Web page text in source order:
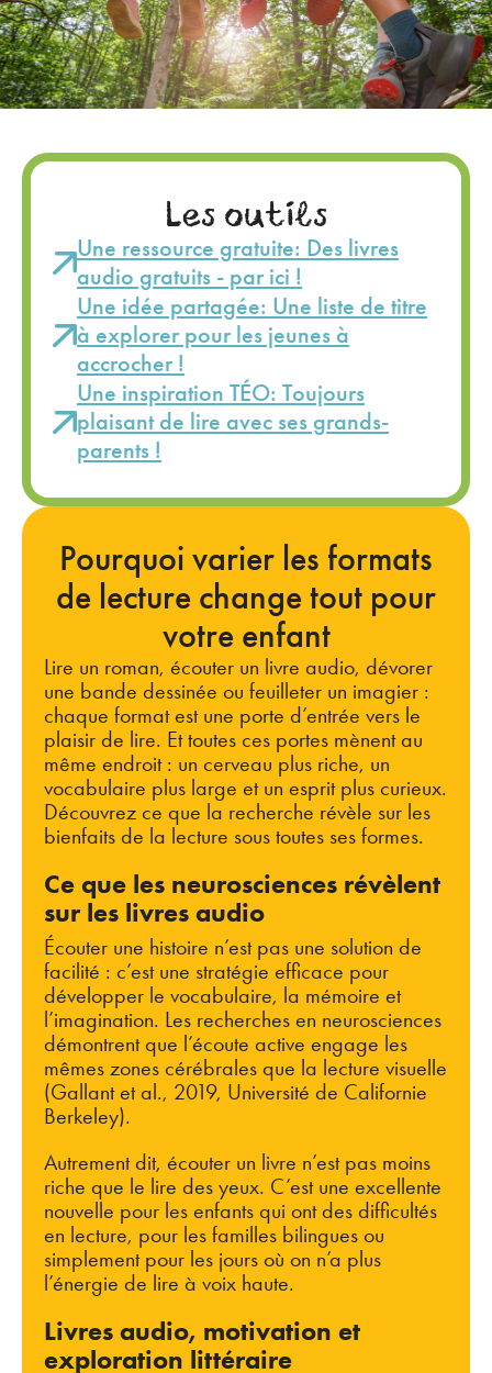
Les outils
Une ressource gratuite: Des livres
audio gratuits - par ici !
Une idée partagée: Une liste de titre
à explorer pour les jeunes à
accrocher !
Une inspiration TÉO: Toujours
plaisant de lire avec ses grands-
parents !
Pourquoi varier les formats
de lecture change tout pour
votre enfant
Lire un roman, écouter un livre audio, dévorer
une bande dessinée ou feuilleter un imagier :
chaque format est une porte d’entrée vers le
plaisir de lire. Et toutes ces portes mènent au
même endroit : un cerveau plus riche, un
vocabulaire plus large et un esprit plus curieux.
Découvrez ce que la recherche révèle sur les
bienfaits de la lecture sous toutes ses formes.
Ce que les neurosciences révèlent
sur les livres audio
Écouter une histoire n’est pas une solution de
facilité : c’est une stratégie efficace pour
développer le vocabulaire, la mémoire et
l’imagination. Les recherches en neurosciences
démontrent que l’écoute active engage les
mêmes zones cérébrales que la lecture visuelle
(Gallant et al., 2019, Université de Californie
Berkeley).
Autrement dit, écouter un livre n’est pas moins
riche que le lire des yeux. C’est une excellente
nouvelle pour les enfants qui ont des difficultés
en lecture, pour les familles bilingues ou
simplement pour les jours où on n’a plus
l’énergie de lire à voix haute.
Livres audio, motivation et
exploration littéraire